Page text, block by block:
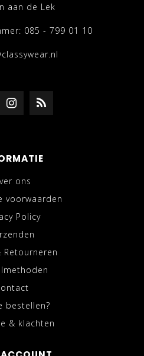
aan de Lek
085 - 799 01 10
ons
voorwaarden
Policy
Retourneren
bestellen?
& klachten